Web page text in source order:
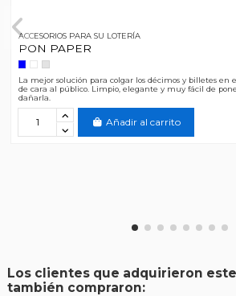
ACCESORIOS PARA SU LOTERÍA
PON PAPER
La mejor solución para colgar los décimos y billetes en
de cara al público. Limpio, elegante y muy fácil de
dañarla.
Añadir al carrito
Los clientes que adquirieron
también compraron: